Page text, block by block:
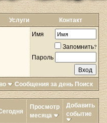
Услуги Контакт
Имя
Запомнить?
Пароль
Сообщения за день Поиск
Просмотр
месяца
Добавить
событие